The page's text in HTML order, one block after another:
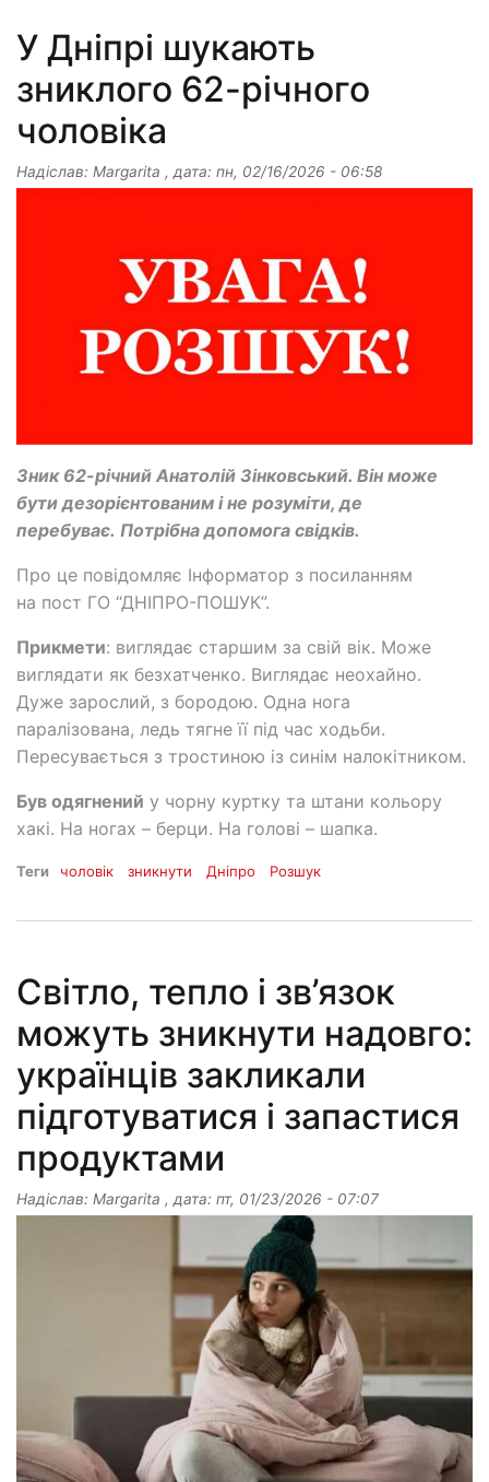
У Дніпрі шукають
зниклого 62-річного
чоловіка
Надіслав: Margarita , дата: пн, 02/16/2026 - 06:58
Зник 62-річний Анатолій Зінковський. Він може
бути дезорієнтованим і не розуміти, де
перебуває. Потрібна допомога свідків.
Про це повідомляє Інформатор з посиланням
на пост ГО “ДНІПРО-ПОШУК”.
Прикмети: виглядає старшим за свій вік. Може
виглядати як безхатченко. Виглядає неохайно.
Дуже зарослий, з бородою. Одна нога
паралізована, ледь тягне її під час ходьби.
Пересувається з тростиною із синім налокітником.
Був одягнений у чорну куртку та штани кольору
хакі. На ногах – берци. На голові – шапка.
Теги чоловік зникнути Дніпро Розшук
Світло, тепло і зв’язок
можуть зникнути надовго:
українців закликали
підготуватися і запастися
продуктами
Надіслав: Margarita , дата: пт, 01/23/2026 - 07:07